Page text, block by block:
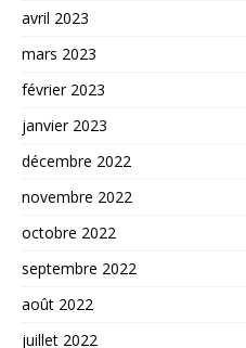
avril 2023
mars 2023
février 2023
janvier 2023
décembre 2022
novembre 2022
octobre 2022
septembre 2022
août 2022
juillet 2022